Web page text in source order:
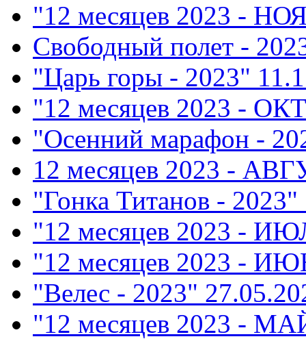
"12 месяцев 2023 -
Свободный полет -
"Царь горы - 2023"
"12 месяцев 2023 -
"Осенний марафон -
12 месяцев 2023 -
"Гонка Титанов - 2023"
"12 месяцев 2023 -
"12 месяцев 2023 -
"Велес - 2023"
"12 месяцев 2023 -